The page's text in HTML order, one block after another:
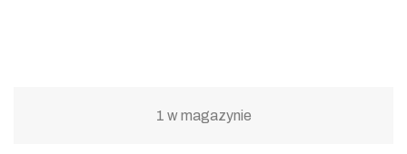
1 w magazynie